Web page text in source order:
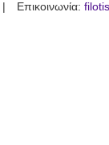
Επικοινωνία: